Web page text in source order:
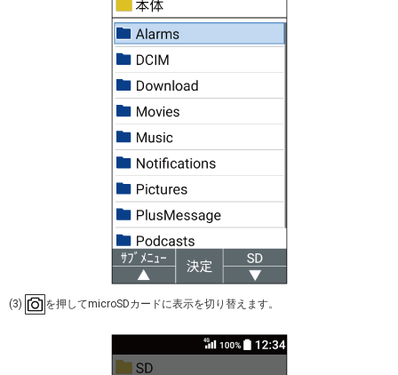
(3) を押してmicroSDカードに表示を切り替えます。